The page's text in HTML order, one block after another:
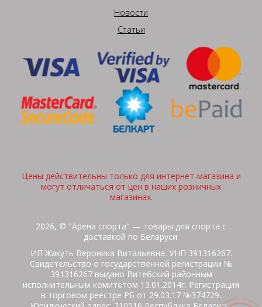
Новости
Статьи
Цены действительны только для интернет-магазина и
могут отличаться от цен в наших розничных
магазинах.
2026, © "Арена спорта" — товары для спорта с
доставкой по Беларуси.
ИП Жакуть Вероника Витальевна. УНП 391316267.
Свидетельство о государственной регистрации №
391316267 выдано Витебский районным
исполнительным комитетом 13.01.2014г. Регистрация
в торговом реестре РБ от 29.03.17 №374729.